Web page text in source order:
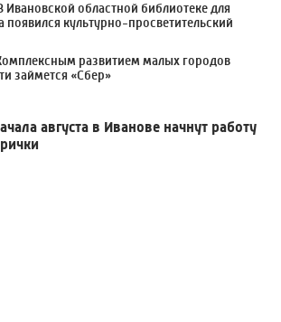
Ивановской областной библиотеке для
появился культурно-просветительский
развитием малых городов
займется «Сбер»
августа в Иванове начнут работу